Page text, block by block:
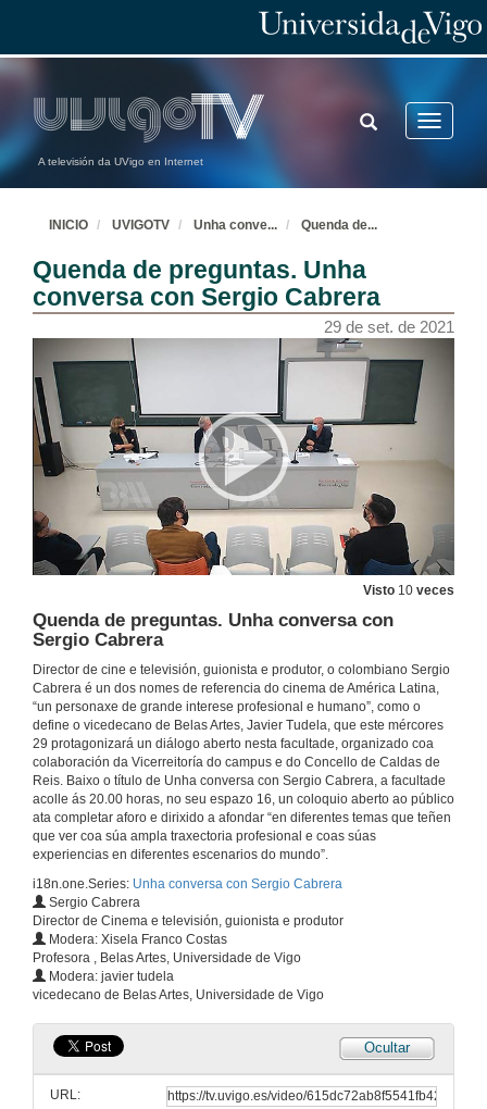
A televisión da UVigo en Internet
Toggle
TOGGLE
SEARCH
INICIO UVIGOTV Unha conve... Quenda de...
Quenda de preguntas. Unha
conversa con Sergio Cabrera
29 de set. de 2021
Visto 10 veces
Quenda de preguntas. Unha conversa con
Sergio Cabrera
Director de cine e televisión, guionista e produtor, o colombiano Sergio
Cabrera é un dos nomes de referencia do cinema de América Latina,
“un personaxe de grande interese profesional e humano”, como o
define o vicedecano de Belas Artes, Javier Tudela, que este mércores
29 protagonizará un diálogo aberto nesta facultade, organizado coa
colaboración da Vicerreitoría do campus e do Concello de Caldas de
Reis. Baixo o título de Unha conversa con Sergio Cabrera, a facultade
acolle ás 20.00 horas, no seu espazo 16, un coloquio aberto ao público
ata completar aforo e dirixido a afondar “en diferentes temas que teñen
que ver coa súa ampla traxectoria profesional e coas súas
experiencias en diferentes escenarios do mundo”.
i18n.one.Series: Unha conversa con Sergio Cabrera
Sergio Cabrera
Director de Cinema e televisión, guionista e produtor
Modera: Xisela Franco Costas
Profesora , Belas Artes, Universidade de Vigo
Modera: javier tudela
vicedecano de Belas Artes, Universidade de Vigo
Ocultar
URL: